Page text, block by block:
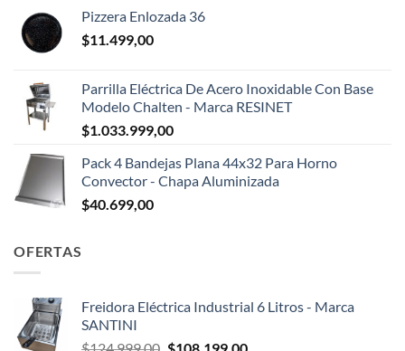
Pizzera Enlozada 36
$11.499,00
Parrilla Eléctrica De Acero Inoxidable Con Base
Modelo Chalten - Marca RESINET
$1.033.999,00
Pack 4 Bandejas Plana 44x32 Para Horno
Convector - Chapa Aluminizada
$40.699,00
OFERTAS
Freidora Eléctrica Industrial 6 Litros - Marca
SANTINI
El
El